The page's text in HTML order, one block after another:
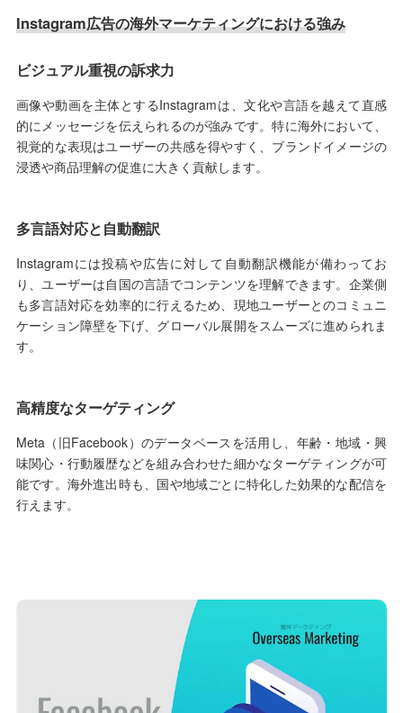
Instagram広告の海外マーケティングにおける強み
ビジュアル重視の訴求力
画像や動画を主体とするInstagramは、文化や言語を越えて直感
的にメッセージを伝えられるのが強みです。特に海外において、
視覚的な表現はユーザーの共感を得やすく、ブランドイメージの
浸透や商品理解の促進に大きく貢献します。
多言語対応と自動翻訳
Instagramには投稿や広告に対して自動翻訳機能が備わってお
り、ユーザーは自国の言語でコンテンツを理解できます。企業側
も多言語対応を効率的に行えるため、現地ユーザーとのコミュニ
ケーション障壁を下げ、グローバル展開をスムーズに進められま
す。
高精度なターゲティング
Meta（旧Facebook）のデータベースを活用し、年齢・地域・興
味関心・行動履歴などを組み合わせた細かなターゲティングが可
能です。海外進出時も、国や地域ごとに特化した効果的な配信を
行えます。